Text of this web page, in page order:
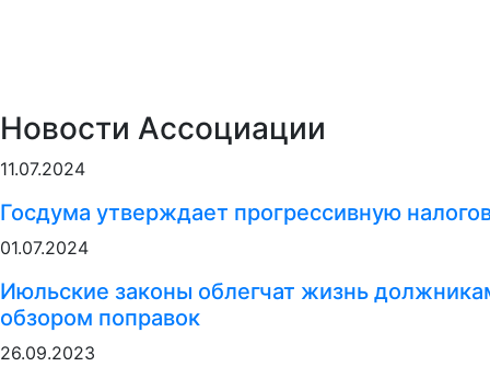
Новости Ассоциации
11.07.2024
Госдума утверждает прогрессивную
01.07.2024
Июльские законы облегчат жизнь
обзором поправок
26.09.2023